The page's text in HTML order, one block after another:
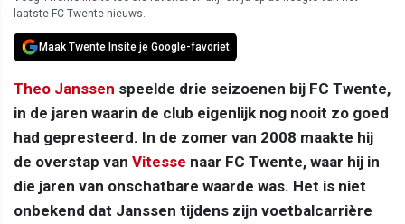
laatste FC Twente-nieuws.
Maak Twente Insite je Google-favoriet
Theo Janssen speelde drie seizoenen bij FC Twente,
in de jaren waarin de club eigenlijk nog nooit zo goed
had gepresteerd. In de zomer van 2008 maakte hij
de overstap van Vitesse naar FC Twente, waar hij in
die jaren van onschatbare waarde was. Het is niet
onbekend dat Janssen tijdens zijn voetbalcarrière